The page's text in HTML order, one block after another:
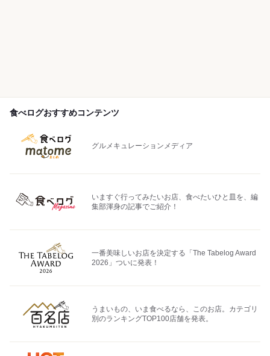
食べログおすすめコンテンツ
グルメキュレーションメディア
いますぐ行ってみたいお店、食べたいひと皿を、編
集部渾身の記事でご紹介！
一番美味しいお店を決定する「The Tabelog Award
2026」ついに発表！
うまいもの、いま食べるなら、このお店。カテゴリ
別のランキングTOP100店舗を発表。